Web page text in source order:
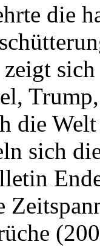
die
die
sich